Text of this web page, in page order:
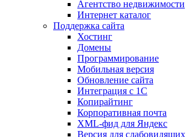
Агентство недвижимости
Интернет каталог
Поддержка сайта
Хостинг
Домены
Программирование
Мобильная версия
Обновление сайта
Интеграция с 1С
Копирайтинг
Корпоративная почта
XML-фид для Яндекс
Версия для слабовидящих